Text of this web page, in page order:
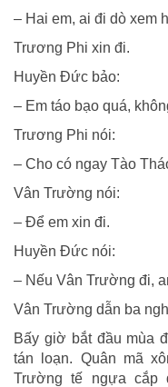
– Hai em, ai đi dò xem
Trương Phi xin đi.
Huyền Đức bảo:
– Em táo bạo quá,
Trương Phi nói:
– Cho có ngay Tào
Vân Trường nói:
– Để em xin đi.
Huyền Đức nói:
– Nếu Vân Trường đi,
Vân Trường dẫn ba
Bấy giờ bắt đầu mùa
tán loạn. Quân mã
Trường tế ngựa cắp